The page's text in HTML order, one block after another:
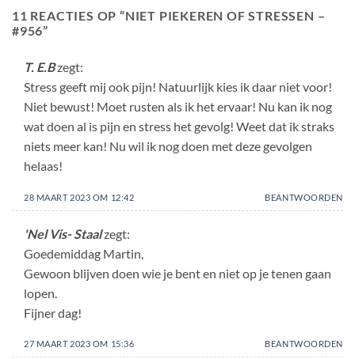
11 REACTIES OP “NIET PIEKEREN OF STRESSEN –
#956”
T. E.Bzegt:
Stress geeft mij ook pijn! Natuurlijk kies ik daar niet voor!
Niet bewust! Moet rusten als ik het ervaar! Nu kan ik nog
wat doen al is pijn en stress het gevolg! Weet dat ik straks
niets meer kan! Nu wil ik nog doen met deze gevolgen
helaas!
28 MAART 2023 OM 12:42 BEANTWOORDEN
'Nel Vis- Staalzegt:
Goedemiddag Martin,
Gewoon blijven doen wie je bent en niet op je tenen gaan
lopen.
Fijner dag!
27 MAART 2023 OM 15:36 BEANTWOORDEN